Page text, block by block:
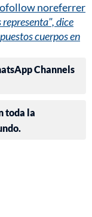
noreferrer
representa", dice
cuerpos en
Channels
toda la